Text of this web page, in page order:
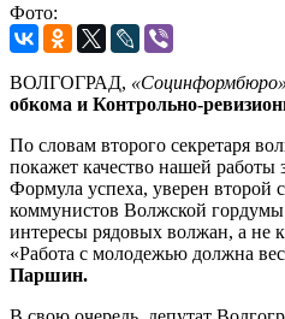
Фото:
ВОЛГОГРАД, «Социнформбюро»
обкома и Контрольно-
По словам второго секретаря
покажет качество нашей
Формула успеха, уверен второй
коммунистов Волжской гордумы
интересы рядовых волжан, а не
«Работа с молодежью должна
Паршин.